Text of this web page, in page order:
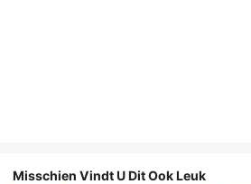
Misschien Vindt U Dit Ook Leuk